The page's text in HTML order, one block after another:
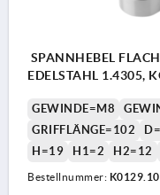
SPANNHEBEL
EDELSTAHL 1.4305,
GEWINDE=M8
GRIFFLÄNGE=102
H=19
H1=2 H2=12
Bestellnummer: